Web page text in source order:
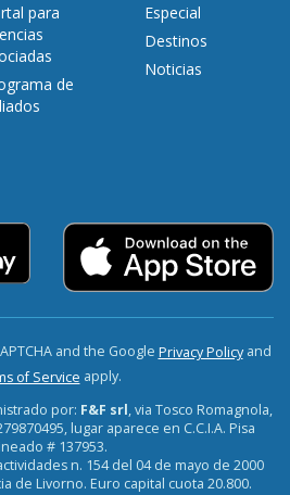
para
de
Especial
Destinos
Noticias
and the Google Privacy Policyand
of Service apply.
por: F&F srl, via Tosco Romagnola,
lugar aparece en C.C.I.A. Pisa
# 137953.
n. 154 del 04 de mayo de 2000
de Livorno. Euro capital cuota 20.800.